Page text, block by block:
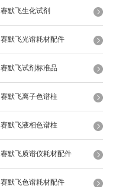
赛默飞生化试剂
赛默飞光谱耗材配件
赛默飞试剂标准品
赛默飞离子色谱柱
赛默飞液相色谱柱
赛默飞质谱仪耗材配件
赛默飞色谱耗材配件